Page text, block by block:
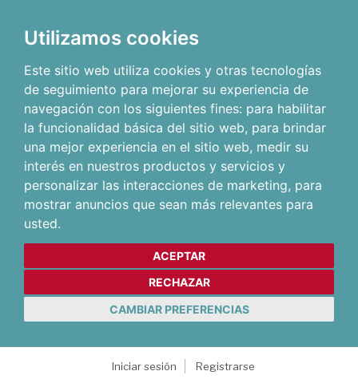
Utilizamos cookies
Este sitio web utiliza cookies y otras tecnologías
de seguimiento para mejorar su experiencia de
navegación con los siguientes fines: para habilitar
la funcionalidad básica del sitio web, para brindar
una mejor experiencia en el sitio web, medir su
interés en nuestros productos y servicios y
personalizar las interacciones de marketing, para
mostrar anuncios que sean más relevantes para
usted.
ACEPTAR
RECHAZAR
CAMBIAR PREFERENCIAS
Iniciar sesión
Registrarse